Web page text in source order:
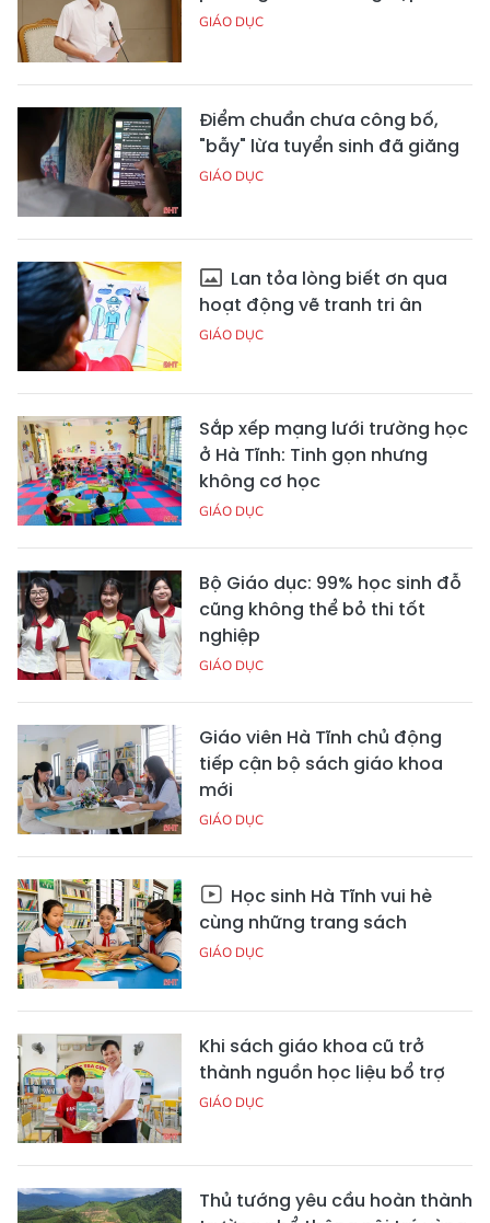
GIÁO DỤC
Điểm chuẩn chưa công bố,
"bẫy" lừa tuyển sinh đã giăng
GIÁO DỤC
Lan tỏa lòng biết ơn qua
hoạt động vẽ tranh tri ân
GIÁO DỤC
Sắp xếp mạng lưới trường học
ở Hà Tĩnh: Tinh gọn nhưng
không cơ học
GIÁO DỤC
Bộ Giáo dục: 99% học sinh đỗ
cũng không thể bỏ thi tốt
nghiệp
GIÁO DỤC
Giáo viên Hà Tĩnh chủ động
tiếp cận bộ sách giáo khoa
mới
GIÁO DỤC
Học sinh Hà Tĩnh vui hè
cùng những trang sách
GIÁO DỤC
Khi sách giáo khoa cũ trở
thành nguồn học liệu bổ trợ
GIÁO DỤC
Thủ tướng yêu cầu hoàn thành